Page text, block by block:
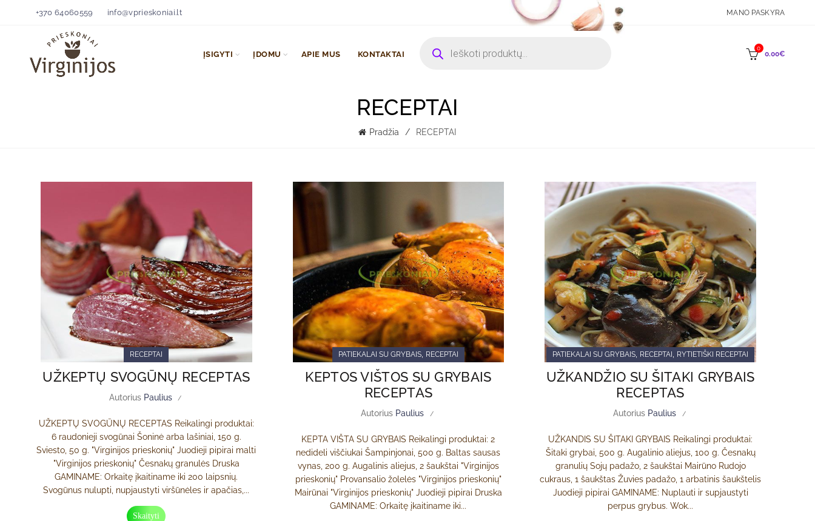
+370 64060559 info@vprieskoniai.lt MANO PASKYRA
ĮSIGYTI ĮDOMU APIE MUS KONTAKTAI
search
0
0.00€
RECEPTAI
Pradžia RECEPTAI
RECEPTAI
UŽKEPTŲ SVOGŪNŲ RECEPTAS
Autorius Paulius
UŽKEPTŲ SVOGŪNŲ RECEPTAS Reikalingi produktai:
6 raudonieji svogūnai Šoninė arba lašiniai, 150 g.
Sviesto, 50 g. "Virginijos prieskonių" Juodieji pipirai malti
"Virginijos prieskonių" Česnakų granulės Druska
GAMINAME: Orkaitę įkaitiname iki 200 laipsnių.
Svogūnus nulupti, nupjaustyti viršūnėles ir apačias,...
Skaityti
PATIEKALAI SU GRYBAIS, RECEPTAI
KEPTOS VIŠTOS SU GRYBAIS
RECEPTAS
Autorius Paulius
KEPTA VIŠTA SU GRYBAIS Reikalingi produktai: 2
nedideli viščiukai Šampinjonai, 500 g. Baltas sausas
vynas, 200 g. Augalinis aliejus, 2 šaukštai "Virginijos
prieskonių" Provansalio žolelės "Virginijos prieskonių"
Mairūnai "Virginijos prieskonių" Juodieji pipirai Druska
GAMINAME: Orkaitę įkaitiname iki...
PATIEKALAI SU GRYBAIS RECEPTAI RYTIETIŠKI RECEPTAI
UŽKANDŽIO SU ŠITAKI GRYBAIS
RECEPTAS
Autorius Paulius
UŽKANDIS SU ŠITAKI GRYBAIS Reikalingi produktai:
Šitaki grybai, 500 g. Augalinio aliejus, 100 g. Česnakų
granulių Sojų padažo, 2 šaukštai Mairūno Rudojo
cukraus, 1 šaukštas Žuvies padažo, 1 arbatinis šaukštelis
Juodieji pipirai GAMINAME: Nuplauti ir supjaustyti
perpus grybus. Wok...